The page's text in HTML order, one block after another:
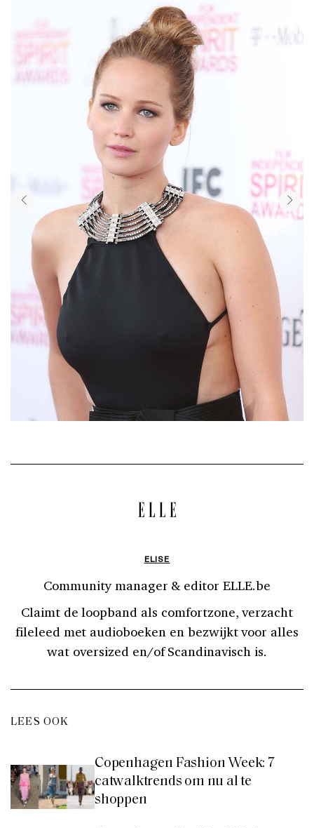
ELISE
Community manager & editor ELLE.be
Claimt de loopband als comfortzone, verzacht
fileleed met audioboeken en bezwijkt voor alles
wat oversized en/of Scandinavisch is.
LEES OOK
Copenhagen Fashion Week: 7
catwalktrends om nu al te
shoppen